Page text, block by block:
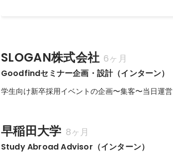
SLOGAN株式会社 6ヶ月
Goodfindセミナー企画・設計（インターン）
学生向け新卒採用イベントの企画〜集客〜当日運営
早稲田大学 8ヶ月
Study Abroad Advisor（インターン）